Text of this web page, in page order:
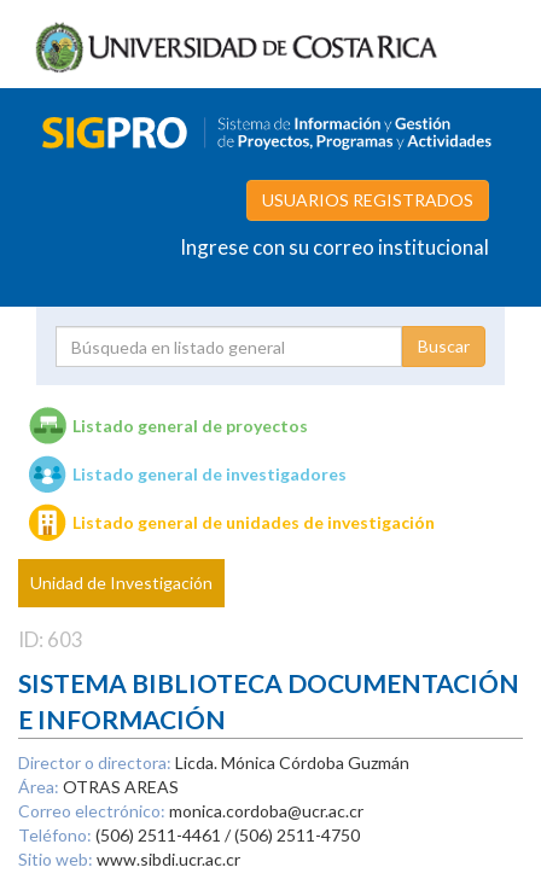
USUARIOS REGISTRADOS
Ingrese con su correo institucional
Unidades de investigación
Listado general de proyectos
Listado general de investigadores
Listado general de unidades de investigación
Unidad de Investigación
ID: 603
SISTEMA BIBLIOTECA DOCUMENTACIÓN
E INFORMACIÓN
Director o directora: Licda. Mónica Córdoba Guzmán
Área: OTRAS AREAS
Correo electrónico: monica.cordoba@ucr.ac.cr
Teléfono: (506) 2511-4461 / (506) 2511-4750
Sitio web: www.sibdi.ucr.ac.cr